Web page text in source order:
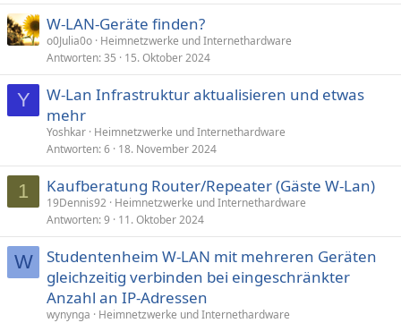
W-LAN-Geräte finden?
o0Julia0o Heimnetzwerke und Internethardware
Antworten 35 15. Oktober 2024
Y
W-Lan Infrastruktur aktualisieren und etwas
mehr
Yoshkar Heimnetzwerke und Internethardware
Antworten 6 18. November 2024
1 Kaufberatung Router/Repeater (Gäste W-Lan)
19Dennis92 Heimnetzwerke und Internethardware
Antworten 9 11. Oktober 2024
W
Studentenheim W-LAN mit mehreren Geräten
gleichzeitig verbinden bei eingeschränkter
Anzahl an IP-Adressen
wynynga
Heimnetzwerke und Internethardware